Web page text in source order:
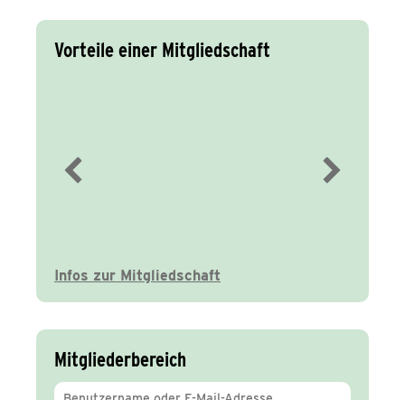
Vorteile einer Mitgliedschaft
Infos zur Mitgliedschaft
Mitgliederbereich